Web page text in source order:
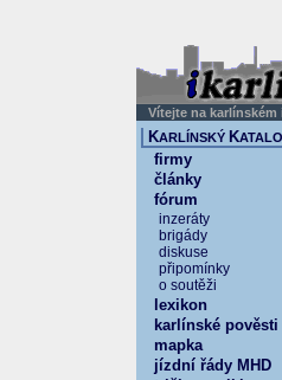
Vítejte na
KARLÍNSKÝ K
firmy
články
fórum
inzeráty
brigády
diskuse
připomínky
o soutěži
lexikon
karlínské pověsti
mapka
jízdní řády MHD